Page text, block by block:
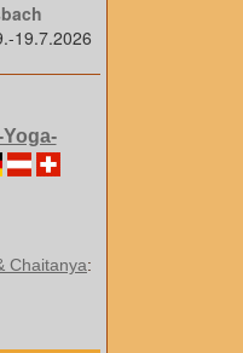
19.7.2026
Chaitanya: